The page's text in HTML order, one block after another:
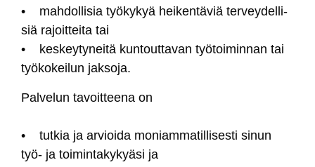
• mah­dol­li­sia työ­ky­kyä hei­ken­tä­viä ter­vey­del­li­
siä ra­joit­tei­ta tai
• kes­key­ty­nei­tä kun­tout­ta­van työ­toi­min­nan tai
työ­ko­kei­lun jak­so­ja.
Pal­ve­lun ta­voit­tee­na on
• tut­kia ja ar­vioi­da mo­niam­ma­til­li­ses­ti si­nun
työ- ja toi­min­ta­ky­kyä­si ja